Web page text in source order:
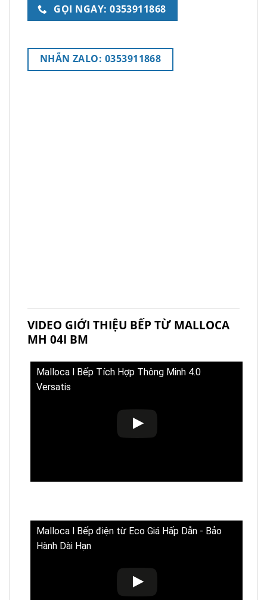
GỌI NGAY: 0353911868
NHẮN ZALO: 0353911868
VIDEO GIỚI THIỆU BẾP TỪ MALLOCA
MH 04I BM
Malloca l Bếp Tích Hợp Thông Minh 4.0
Versatis
Malloca l Bếp điện từ Eco Giá Hấp Dẫn - Bảo
Hành Dài Hạn